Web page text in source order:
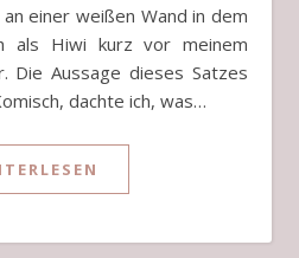
als Hiwi kurz vor meinem
Die Aussage dieses Satzes
dachte ich, was…